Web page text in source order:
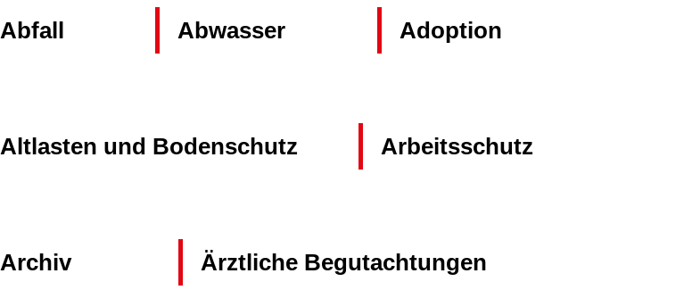
Abfall Abwasser Adoption
Altlasten und Bodenschutz Arbeitsschutz
Archiv Ärztliche Begutachtungen